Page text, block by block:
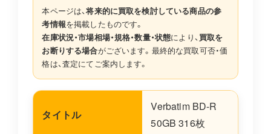
本ページは、将来的に買取を検討している商品の参
考情報を掲載したものです。
在庫状況・市場相場・規格・数量・状態により、買取を
お断りする場合がございます。最終的な買取可否・価
格は、査定にてご案内します。
タイトル
Verbatim BD-R
50GB 316枚